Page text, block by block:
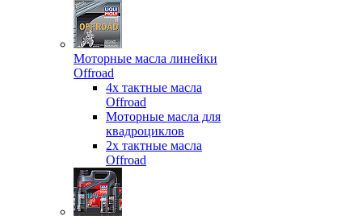
Моторные масла линейки
Offroad
4х тактные масла
Offroad
Моторные масла для
квадроциклов
2х тактные масла
Offroad